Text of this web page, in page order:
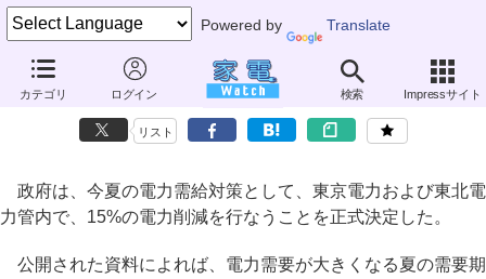
Powered by Translate
カテゴリ ログイン 検索 Impressサイト
東京/東北電力管内の節電目標が「15%」に正式決定
～計画停電を避ける警報発令を計画
リスト
政府は、今夏の電力需給対策として、東京電力および東北電
力管内で、15%の電力削減を行なうことを正式決定した。
公開された資料によれば、電力需要が大きくなる夏の需要期